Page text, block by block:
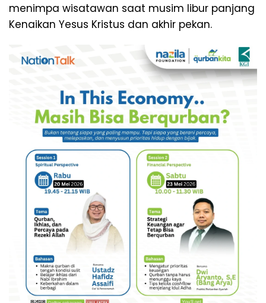
menimpa wisatawan saat musim libur panjang
Kenaikan Yesus Kristus dan akhir pekan.